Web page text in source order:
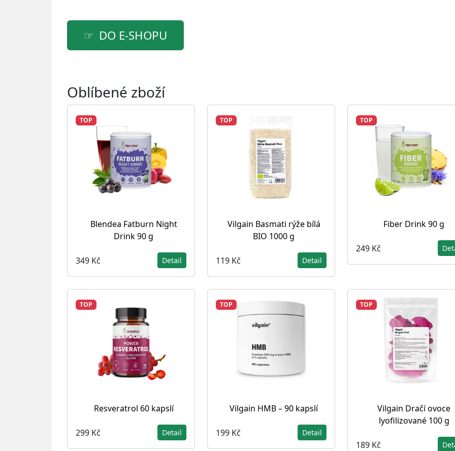
DO E-SHOPU
Oblíbené zboží
TOP
Blendea Fatburn Night
Drink 90 g
349 Kč Detail
TOP
Vilgain Basmati rýže bílá
BIO 1000 g
119 Kč Detail
TOP
Fiber Drink 90 g
249 Kč
TOP
Resveratrol 60 kapslí
299 Kč Detail
TOP
Vilgain HMB – 90 kapslí
199 Kč Detail
TOP
Vilgain Dračí ovoce
lyofilizované 100 g
189 Kč